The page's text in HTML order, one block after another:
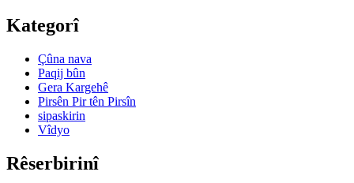
Kategorî
Çûna nava
Paqij bûn
Gera Kargehê
Pirsên Pir tên Pirsîn
sipaskirin
Vîdyo
Rêserbirinî